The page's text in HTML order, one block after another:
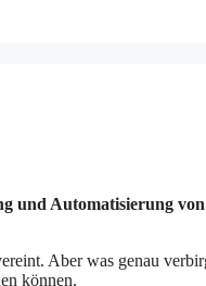
und Automatisierung
Aber was genau
können.